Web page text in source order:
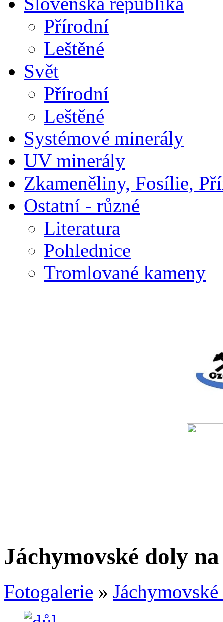
Přírodní
Leštěné
Svět
Přírodní
Leštěné
Systémové minerály
UV minerály
Zkameněliny, Fosílie,
Ostatní - různé
Literatura
Pohlednice
Tromlované kameny
Jáchymovské doly
Fotogalerie »